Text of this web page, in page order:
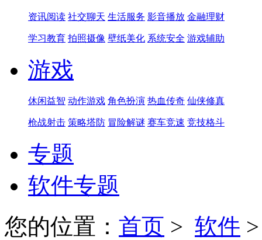
资讯阅读 社交聊天 生活服务 影音播放 金融理财
学习教育 拍照摄像 壁纸美化 系统安全 游戏辅助
游戏
休闲益智 动作游戏 角色扮演 热血传奇 仙侠修真
枪战射击 策略塔防 冒险解谜 赛车竞速 竞技格斗
专题
软件专题
您的位置： 首页 > 软件